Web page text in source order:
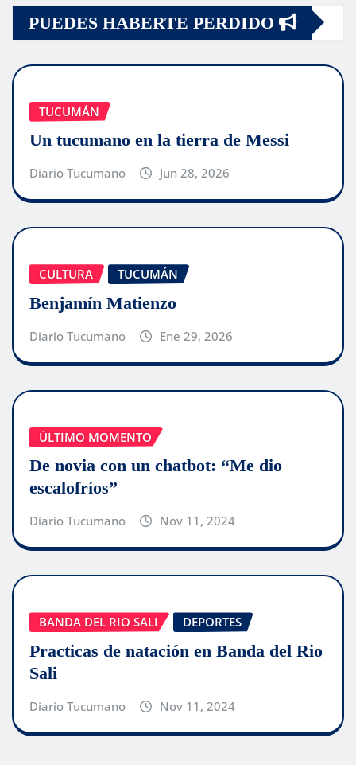
PUEDES HABERTE PERDIDO
TUCUMÁN
Un tucumano en la tierra de Messi
Diario Tucumano Jun 28, 2026
CULTURA TUCUMÁN
Benjamín Matienzo
Diario Tucumano Ene 29, 2026
ÚLTIMO MOMENTO
De novia con un chatbot: “Me dio
escalofríos”
Diario Tucumano Nov 11, 2024
BANDA DEL RIO SALI DEPORTES
Practicas de natación en Banda del Rio
Sali
Diario Tucumano Nov 11, 2024